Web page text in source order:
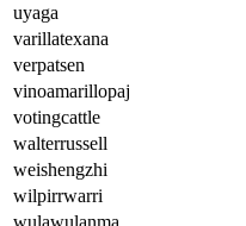
uyaga
varillatexana
verpatsen
vinoamarillopaj
votingcattle
walterrussell
weishengzhi
wilpirrwarri
wulawulanma